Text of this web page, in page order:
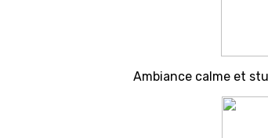
Ambiance calme et